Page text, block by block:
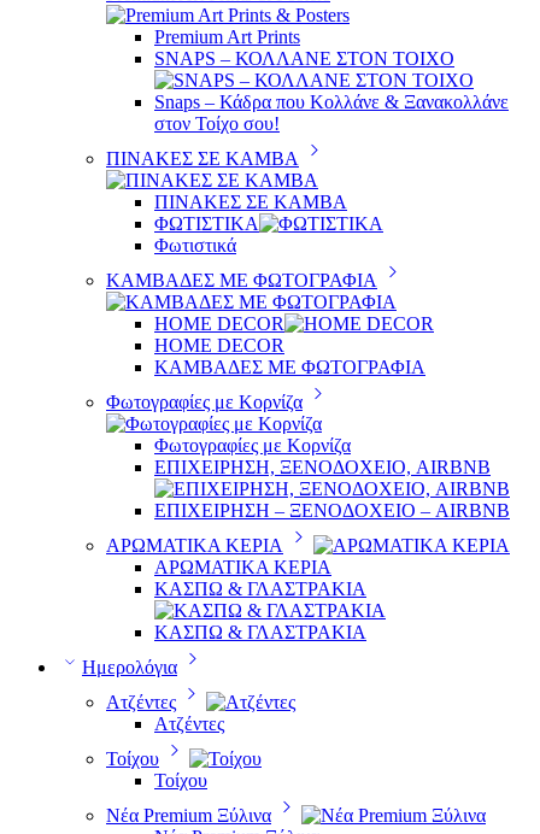
Premium Art Prints
SNAPS – ΚΟΛΛΑΝΕ ΣΤΟΝ ΤΟΙΧΟ
Snaps – Κάδρα που Κολλάνε & Ξανακολλάνε
στον Τοίχο σου!
ΠΙΝΑΚΕΣ ΣΕ ΚΑΜΒΑ
ΠΙΝΑΚΕΣ ΣΕ ΚΑΜΒΑ
ΦΩΤΙΣΤΙΚΑ
Φωτιστικά
ΚΑΜΒΑΔΕΣ ΜΕ ΦΩΤΟΓΡΑΦΙΑ
HOME DECOR
HOME DECOR
ΚΑΜΒΑΔΕΣ ΜΕ ΦΩΤΟΓΡΑΦΙΑ
Φωτογραφίες με Κορνίζα
Φωτογραφίες με Κορνίζα
ΕΠΙΧΕΙΡΗΣΗ, ΞΕΝΟΔΟΧΕΙΟ, AIRBNB
ΕΠΙΧΕΙΡΗΣΗ – ΞΕΝΟΔΟΧΕΙΟ – AIRBNB
ΑΡΩΜΑΤΙΚΑ ΚΕΡΙΑ
ΑΡΩΜΑΤΙΚΑ ΚΕΡΙΑ
ΚΑΣΠΩ & ΓΛΑΣΤΡΑΚΙΑ
ΚΑΣΠΩ & ΓΛΑΣΤΡΑΚΙΑ
Ημερολόγια
Ατζέντες
Ατζέντες
Τοίχου
Τοίχου
Νέα Premium Ξύλινα